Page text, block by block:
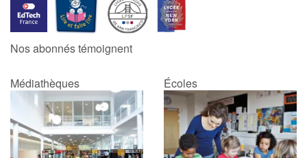
Nos abonnés témoignent
Médiathèques Écoles